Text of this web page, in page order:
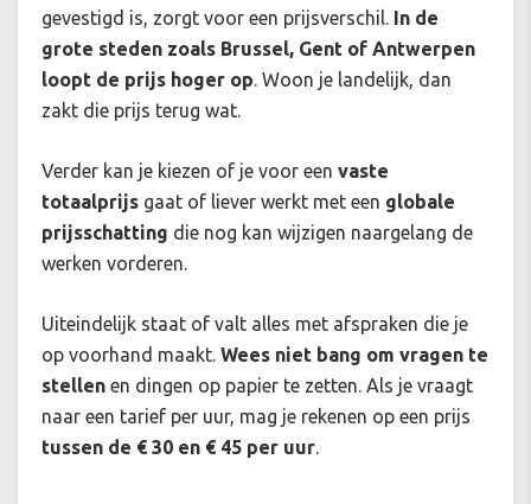
gevestigd is, zorgt voor een prijsverschil. In de
grote steden zoals Brussel, Gent of Antwerpen
loopt de prijs hoger op. Woon je landelijk, dan
zakt die prijs terug wat.
Verder kan je kiezen of je voor een vaste
totaalprijs gaat of liever werkt met een globale
prijsschatting die nog kan wijzigen naargelang de
werken vorderen.
Uiteindelijk staat of valt alles met afspraken die je
op voorhand maakt. Wees niet bang om vragen te
stellen en dingen op papier te zetten. Als je vraagt
naar een tarief per uur, mag je rekenen op een prijs
tussen de € 30 en € 45 per uur.